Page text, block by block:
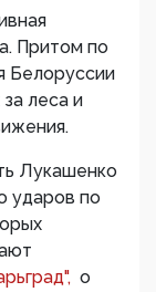
Притом по
Белоруссии
леса и
Лукашенко
ударов по
о